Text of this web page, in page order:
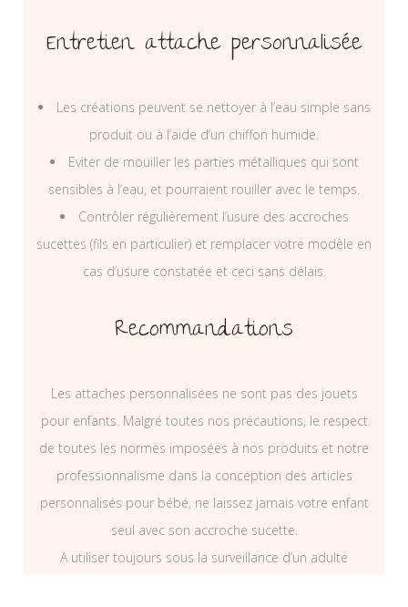
Entretien attache personnalisée
Les créations peuvent se nettoyer à l’eau simple sans
produit ou à l’aide d’un chiffon humide.
Eviter de mouiller les parties métalliques qui sont
sensibles à l’eau, et pourraient rouiller avec le temps.
Contrôler régulièrement l’usure des accroches
sucettes (fils en particulier) et remplacer votre modèle en
cas d’usure constatée et ceci sans délais.
Recommandations
Les attaches personnalisées ne sont pas des jouets
pour enfants. Malgré toutes nos précautions, le respect
de toutes les normes imposées à nos produits et notre
professionnalisme dans la conception des articles
personnalisés pour bébé, ne laissez jamais votre enfant
seul avec son accroche sucette.
A utiliser toujours sous la surveillance d’un adulte